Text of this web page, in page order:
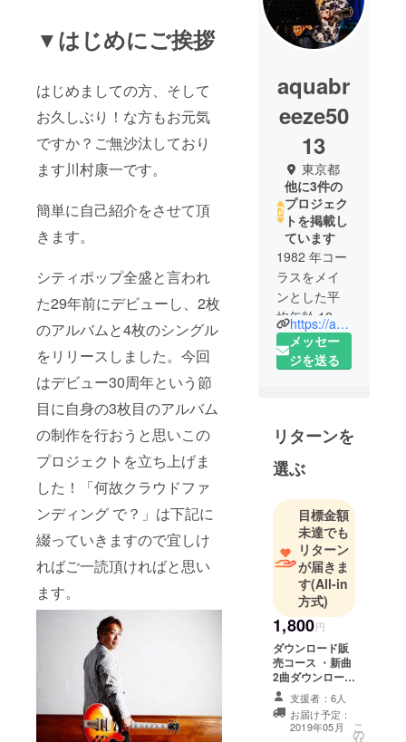
▼はじめにご挨拶
はじめましての方、そして
お久しぶり！な方もお元気
ですか？ご無沙汰しており
ます川村康一です。
簡単に自己紹介をさせて頂
きます。
シティポップ全盛と言われ
た29年前にデビューし、2枚
のアルバムと4枚のシングル
をリリースしました。今回
はデビュー30周年という節
目に自身の3枚目のアルバム
の制作を行おうと思いこの
プロジェクトを立ち上げま
した！「何故クラウドファ
ンディング で？」は下記に
綴っていきますので宜しけ
ればご一読頂ければと思い
ます。
aquabr
eeze50
13
東京都
他に3件の
プロジェク
トを掲載し
ています
1982 年コー
ラスをメイ
ンとした平
均年齢 18 歳
が集まり結
成した高校
EK ）が始
動。 原宿サ
ンビスタ、
クロコダイ
ル、そして
まだ高校生
ながら、国
立音大の学
園祭に招か
れライブを
するなど勢
力的に活
動。 同年行
われた音楽
コンテスト
NHK ヤング
https://aormusiccafe.wixsite.com/website
メッセー
ジを送る
リターンを
選ぶ
目標金額
未達でも
リターン
が届きま
す(All-in
方式)
1,800円
ダウンロード販
売コース ・新曲
2曲ダウンロード
販売（ストレッ
チゴール次第で
曲数増加） ・過
去音源１曲ダウ
支援者：6人
お届け予定：
2019年05月
こ
の